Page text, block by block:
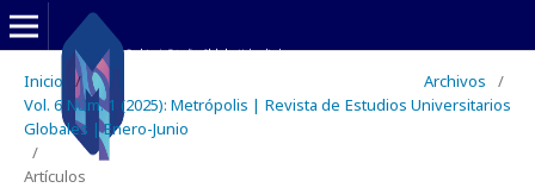
Inicio / Archivos
/
Vol. 6 Núm. 1 (2025): Metrópolis | Revista de Estudios Universitarios
Globales | Enero-Junio
/
Artículos